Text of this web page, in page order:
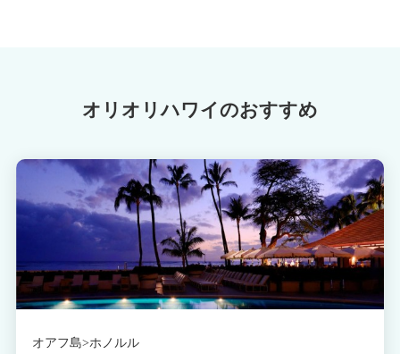
オリオリハワイのおすすめ
オアフ島>ホノルル